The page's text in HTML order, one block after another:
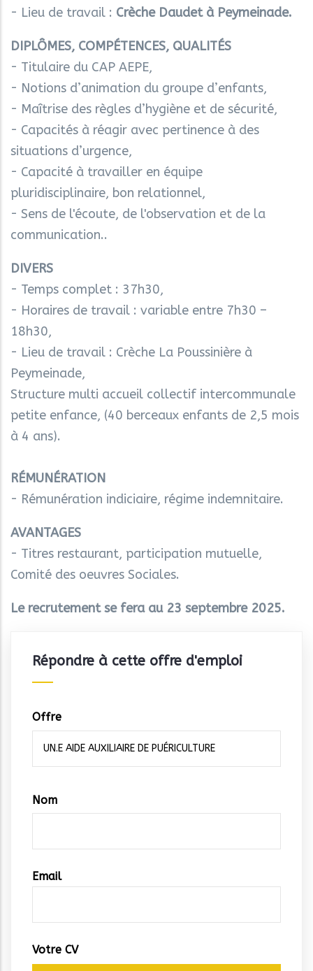
- Lieu de travail : Crèche Daudet à Peymeinade.
DIPLÔMES, COMPÉTENCES, QUALITÉS
- Titulaire du CAP AEPE,
- Notions d’animation du groupe d’enfants,
- Maîtrise des règles d’hygiène et de sécurité,
- Capacités à réagir avec pertinence à des
situations d’urgence,
- Capacité à travailler en équipe
pluridisciplinaire, bon relationnel,
- Sens de l'écoute, de l'observation et de la
communication..
DIVERS
- Temps complet : 37h30,
- Horaires de travail : variable entre 7h30 –
18h30,
- Lieu de travail : Crèche La Poussinière à
Peymeinade,
Structure multi accueil collectif intercommunale
petite enfance, (40 berceaux enfants de 2,5 mois
à 4 ans).
RÉMUNÉRATION
- Rémunération indiciaire, régime indemnitaire.
AVANTAGES
- Titres restaurant, participation mutuelle,
Comité des oeuvres Sociales.
Le recrutement se fera au 23 septembre 2025.
Répondre à cette offre d'emploi
Offre
Vos
Nom
Email
Votre CV